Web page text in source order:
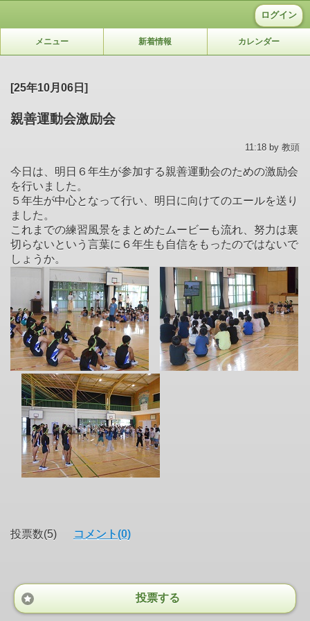
ログイン
メニュー 新着情報 カレンダー
[25年10月06日]
親善運動会激励会
11:18 by 教頭
今日は、明日６年生が参加する親善運動会のための激励会
を行いました。
５年生が中心となって行い、明日に向けてのエールを送り
ました。
これまでの練習風景をまとめたムービーも流れ、努力は裏
切らないという言葉に６年生も自信をもったのではないで
しょうか。
投票数(5) コメント(0)
投票する